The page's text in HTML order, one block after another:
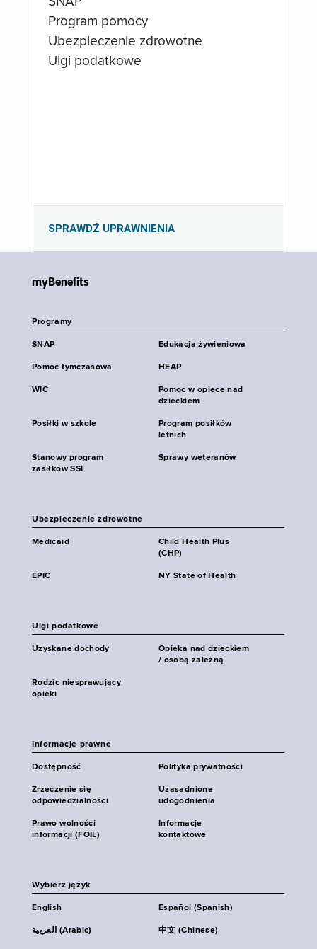
Program pomocy
Ubezpieczenie zdrowotne
Ulgi podatkowe
SPRAWDŹ UPRAWNIENIA
myBenefits
Programy
SNAP Edukacja żywieniowa
Pomoc tymczasowa HEAP
WIC
Pomoc w opiece nad
dzieckiem
Posiłki w szkole
Program posiłków
letnich
Stanowy program
zasiłków SSI
Sprawy weteranów
Ubezpieczenie zdrowotne
Medicaid
Child Health Plus
(CHP)
EPIC NY State of Health
Ulgi podatkowe
Uzyskane dochody
Opieka nad dzieckiem
/ osobą zależną
Rodzic niesprawujący
opieki
Informacje prawne
Dostępność Polityka prywatności
Zrzeczenie się
odpowiedzialności
Uzasadnione
udogodnienia
Prawo wolności
informacji (FOIL)
Informacje
kontaktowe
Wybierz język
English Español (Spanish)
العربية (Arabic) 中文 (Chinese)